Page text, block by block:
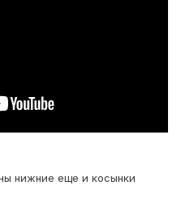
нижние еще и косынки